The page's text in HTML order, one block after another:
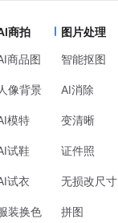
商拍
商品图
人像背景
模特
试鞋
试衣
装换色
图片处理
智能抠图
AI消除
变清晰
证件照
无损改尺寸
拼图
南
户点击率和转化
选择，系统梳理
需要提升商品视觉
往能决定用户是
动海报还是详情